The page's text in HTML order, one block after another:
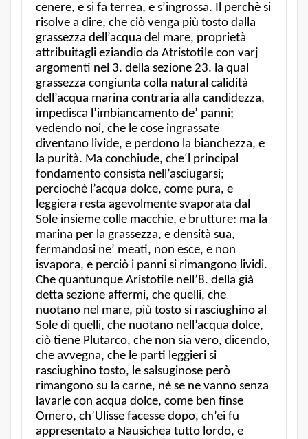
cenere, e si fa terrea, e s’ingrossa. Il perchè si
risolve a dire, che ciò venga più tosto dalla
grassezza dell’acqua del mare, proprietà
attribuitagli eziandio da Atristotile con varj
argomenti nel 3. della sezione 23. la qual
grassezza congiunta colla natural calidità
dell’acqua marina contraria alla candidezza,
impedisca l’imbiancamento de’ panni;
vedendo noi, che le cose ingrassate
diventano livide, e perdono la bianchezza, e
la purità. Ma conchiude, che‘l principal
fondamento consista nell’asciugarsi;
perciochè l’acqua dolce, come pura, e
leggiera resta agevolmente svaporata dal
Sole insieme colle macchie, e brutture: ma la
marina per la grassezza, e densità sua,
fermandosi ne’ meati, non esce, e non
isvapora, e perciò i panni si rimangono lividi.
Che quantunque Aristotile nell’8. della già
detta sezione affermi, che quelli, che
nuotano nel mare, più tosto si rasciughino al
Sole di quelli, che nuotano nell’acqua dolce,
ciò tiene Plutarco, che non sia vero, dicendo,
che avvegna, che le parti leggieri si
rasciughino tosto, le salsuginose però
rimangono su la carne, nè se ne vanno senza
lavarle con acqua dolce, come ben finse
Omero, ch’Ulisse facesse dopo, ch’ei fu
appresentato a Nausichea tutto lordo, e